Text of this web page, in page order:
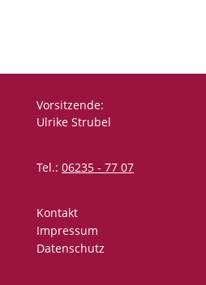
Vorsitzende:
Ulrike Strubel
Tel.: 06235 - 77 07
Kontakt
Impressum
Datenschutz